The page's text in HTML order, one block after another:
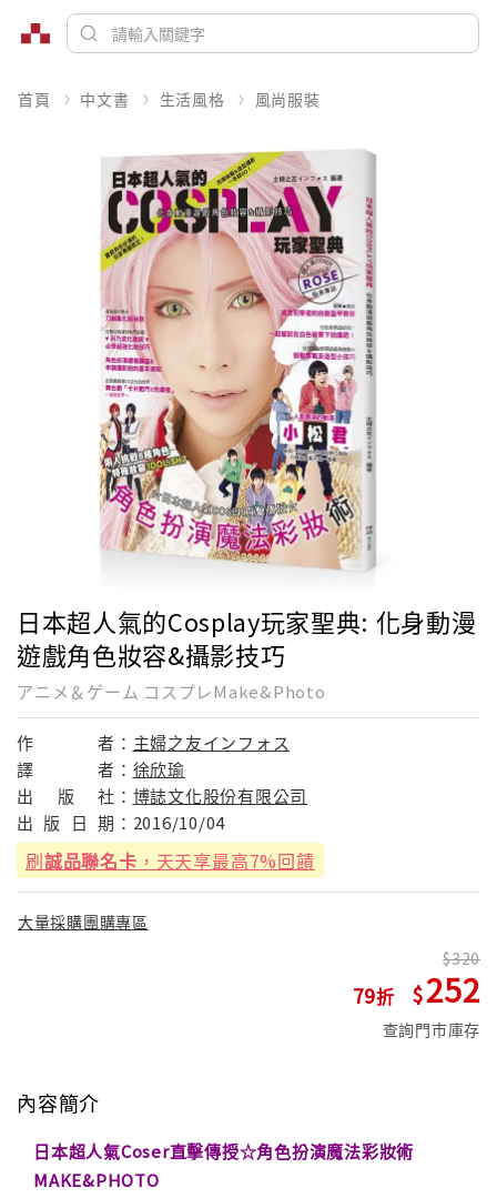
首頁 中文書 生活風格 風尚服裝
日本超人氣的Cosplay玩家聖典: 化身動漫
遊戲角色妝容&攝影技巧
アニメ＆ゲーム コスプレMake&Photo
作 者： 主婦之友インフォス
譯
者： 徐欣瑜
出
版 社： 博誌文化股份有限公司
出 版 日 期： 2016/10/04
刷誠品聯名卡 ，天天享最高7%回饋
大量採購團購專區
79
320
252
查詢門市庫存
內容簡介
日本超人氣Coser直擊傳授☆角色扮演魔法彩妝術
MAKE&PHOTO